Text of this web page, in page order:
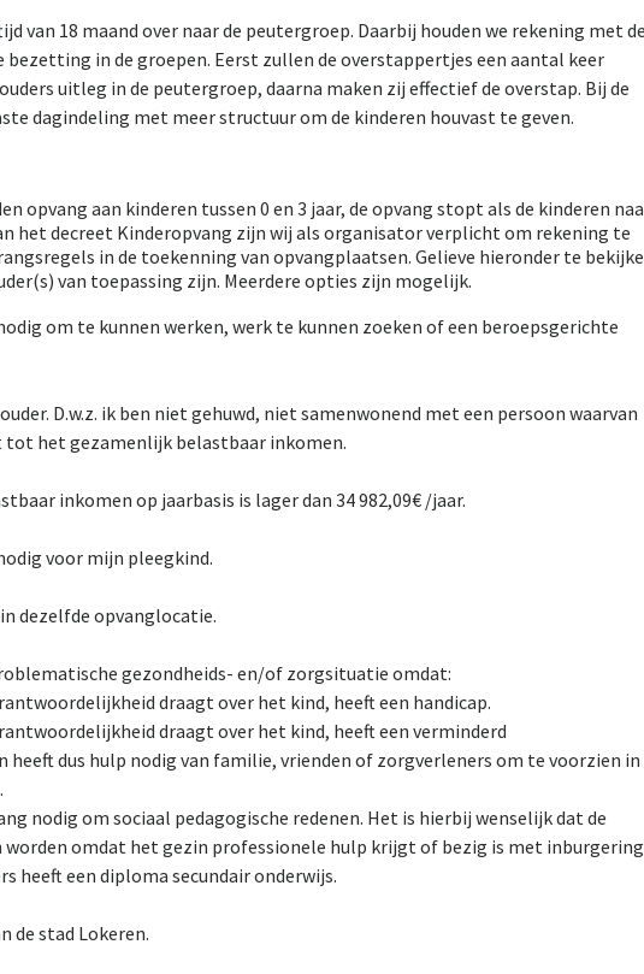
van 18 maand over naar de peutergroep. Daarbij houden we rekening met
bezetting in de groepen. Eerst zullen de overstappertjes een aantal keer
uitleg in de peutergroep, daarna maken zij effectief de overstap. Bij de
dagindeling met meer structuur om de kinderen houvast te geven.
opvang aan kinderen tussen 0 en 3 jaar, de opvang stopt als de kinderen
het decreet Kinderopvang zijn wij als organisator verplicht om rekening te
in de toekenning van opvangplaatsen. Gelieve hieronder te
van toepassing zijn. Meerdere opties zijn mogelijk.
om te kunnen werken, werk te kunnen zoeken of een beroepsgerichte
D.w.z. ik ben niet gehuwd, niet samenwonend met een persoon waarvan
het gezamenlijk belastbaar inkomen.
inkomen op jaarbasis is lager dan 34 982,09€ /jaar.
voor mijn pleegkind.
dezelfde opvanglocatie.
gezondheids- en/of zorgsituatie omdat:
draagt over het kind, heeft een handicap.
draagt over het kind, heeft een verminderd
heeft dus hulp nodig van familie, vrienden of zorgverleners om te voorzien in
nodig om sociaal pedagogische redenen. Het is hierbij wenselijk dat de
worden omdat het gezin professionele hulp krijgt of bezig is met
heeft een diploma secundair onderwijs.
de stad Lokeren.